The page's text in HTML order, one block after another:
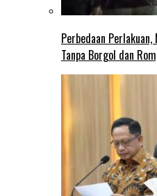
Perbedaan
Tanpa Borgol dan